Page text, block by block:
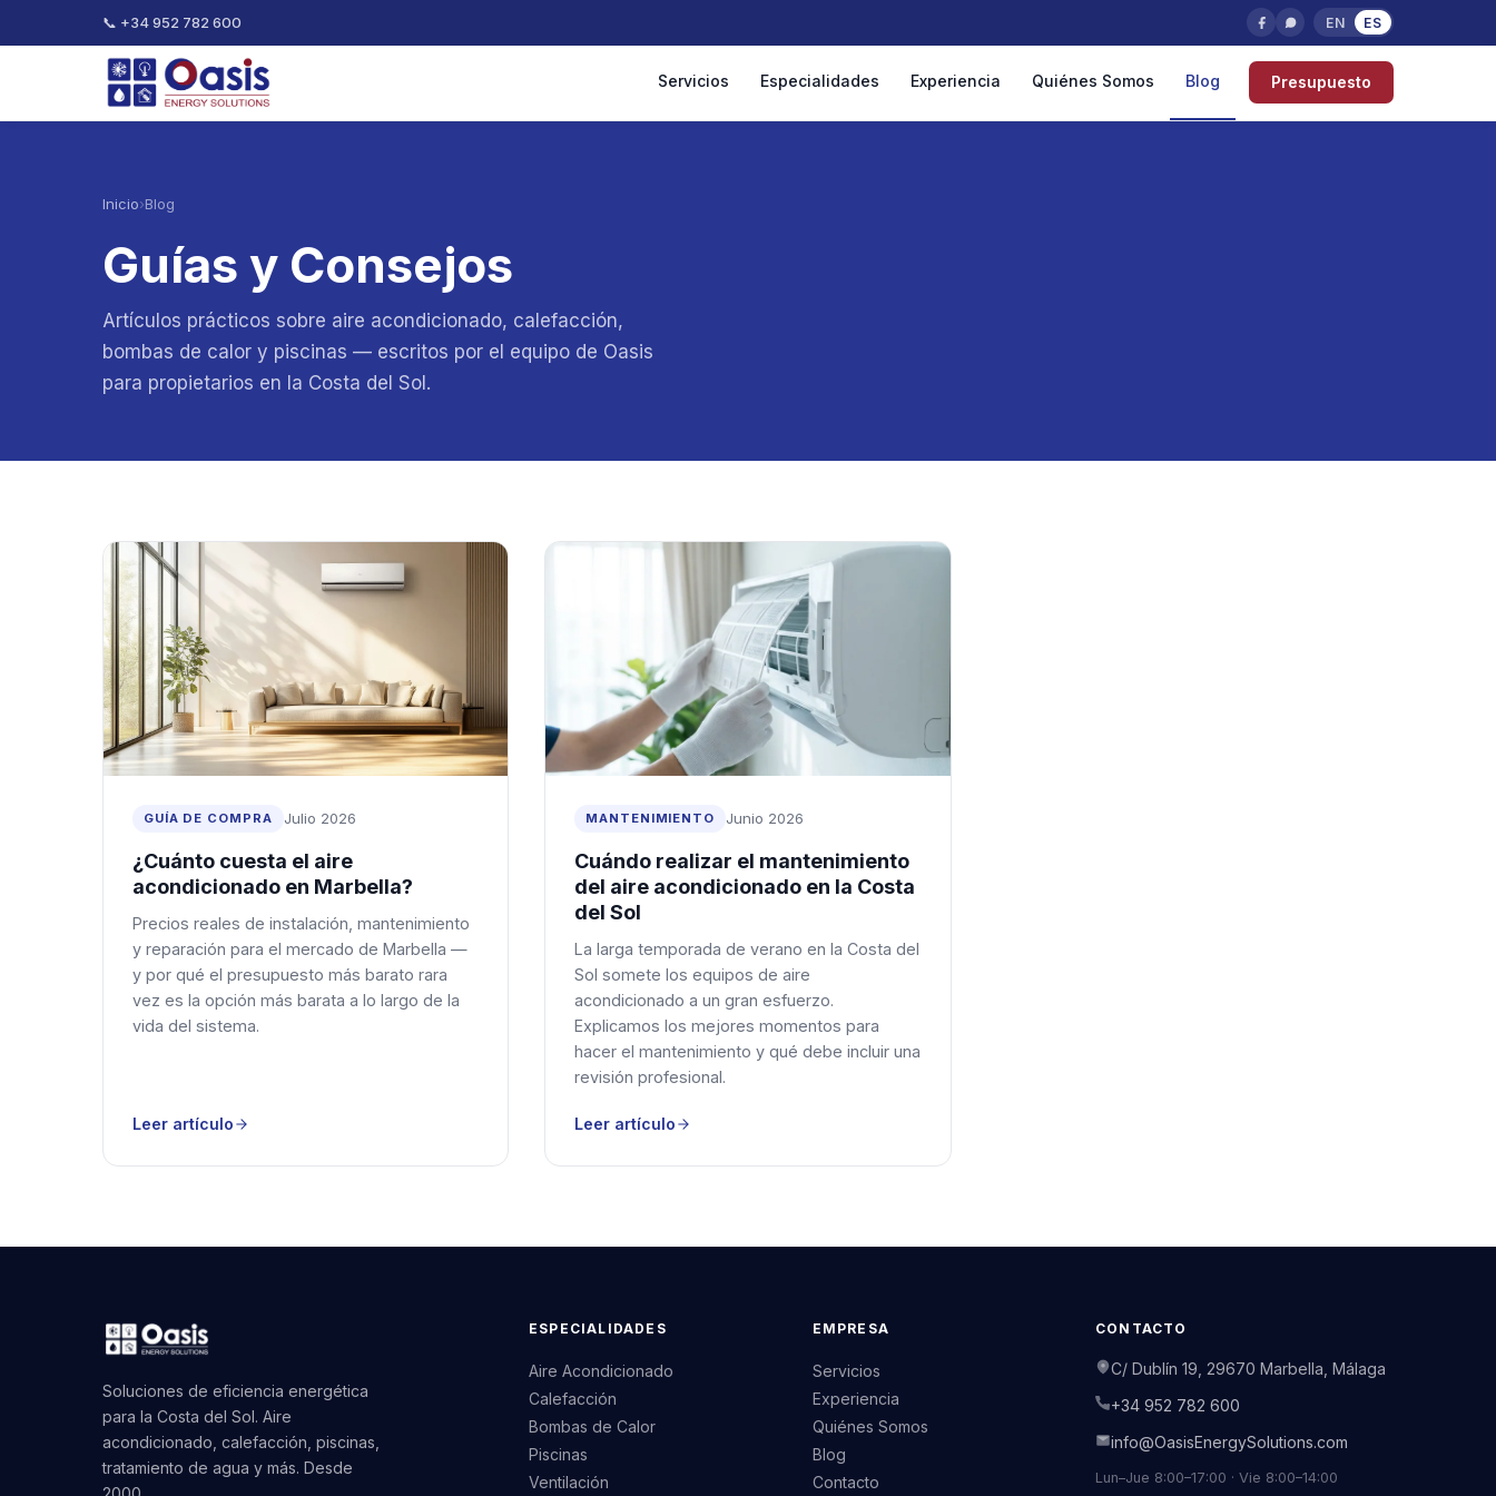
📞 +34 952 782 600 EN ES
Servicios Especialidades Experiencia Quiénes Somos Blog Presupuesto
Inicio›Blog
Guías y Consejos
Artículos prácticos sobre aire acondicionado, calefacción,
bombas de calor y piscinas — escritos por el equipo de Oasis
para propietarios en la Costa del Sol.
GUÍA DE COMPRA Julio 2026
¿Cuánto cuesta el aire
acondicionado en Marbella?
Precios reales de instalación, mantenimiento
y reparación para el mercado de Marbella —
y por qué el presupuesto más barato rara
vez es la opción más barata a lo largo de la
vida del sistema.
Leer artículo
MANTENIMIENTO Junio 2026
Cuándo realizar el mantenimiento
del aire acondicionado en la Costa
del Sol
La larga temporada de verano en la Costa del
Sol somete los equipos de aire
acondicionado a un gran esfuerzo.
Explicamos los mejores momentos para
hacer el mantenimiento y qué debe incluir una
revisión profesional.
Leer artículo
Soluciones de eficiencia energética
para la Costa del Sol. Aire
acondicionado, calefacción, piscinas,
tratamiento de agua y más. Desde
ESPECIALIDADES
Aire Acondicionado
Calefacción
Bombas de Calor
Piscinas
Ventilación
EMPRESA
Servicios
Experiencia
Quiénes Somos
Blog
Contacto
CONTACTO
C/ Dublín 19, 29670 Marbella, Málaga
+34 952 782 600
info@OasisEnergySolutions.com
Lun–Jue 8:00–17:00 · Vie 8:00–14:00